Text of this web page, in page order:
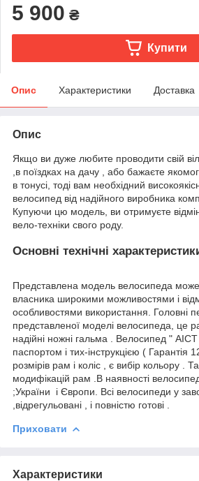
5 900 ₴
Купити
Опис Характеристики Доставка
Опис
Якщо ви дуже любите проводити свій
,в поїздках на дачу , або бажаєте
в тонусі, тоді вам необхідний
велосипед від надійного виробника
Купуючи цю модель, ви отримуєте
вело-техніки свого роду.
Основні технічні
Представлена модель велосипеда
власника широкими можливостями і
особливостями використання. Головні
представленої моделі велосипеда, це
надійні ножні гальма . Велосипед " АІСТ
паспортом і тих-інструкцією ( Гарантія
розмірів рам і коліс , є вибір кольору .
модифікацій рам .В наявності
;України і Європи. Всі велосипеди у
,відрегульовані , і повністю готові .
Приховати
Характеристики